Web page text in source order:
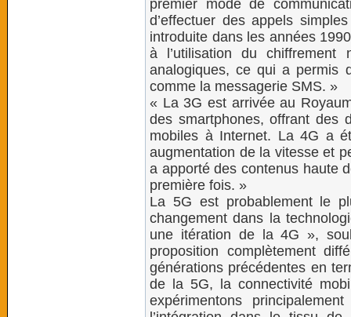
premier mode de
d’effectuer des appels
introduite dans les années
à l’utilisation du chiffrement
analogiques, ce qui a permis
comme la messagerie SMS. »
« La 3G est arrivée au
des smartphones, offrant des
mobiles à Internet. La 4G a
augmentation de la vitesse et
a apporté des contenus haute
première fois. »
La 5G est probablement le
changement dans la
une itération de la 4G »,
proposition complètement
générations précédentes en
de la 5G, la connectivité
expérimentons